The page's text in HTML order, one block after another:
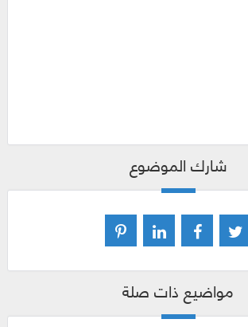
شارك الموضوع
مواضيع ذات صلة